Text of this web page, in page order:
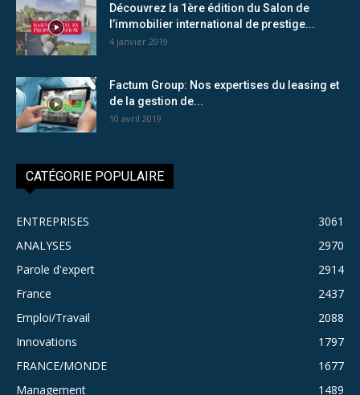
Découvrez la 1ère édition du Salon de
l’immobilier international de prestige...
4 janvier 2019
Factum Group: Nos expertises du leasing et
de la gestion de...
10 avril 2019
CATÉGORIE POPULAIRE
ENTREPRISES
3061
ANALYSES
2970
Parole d'expert
2914
France
2437
Emploi/Travail
2088
Innovations
1797
FRANCE/MONDE
1677
Management
1489